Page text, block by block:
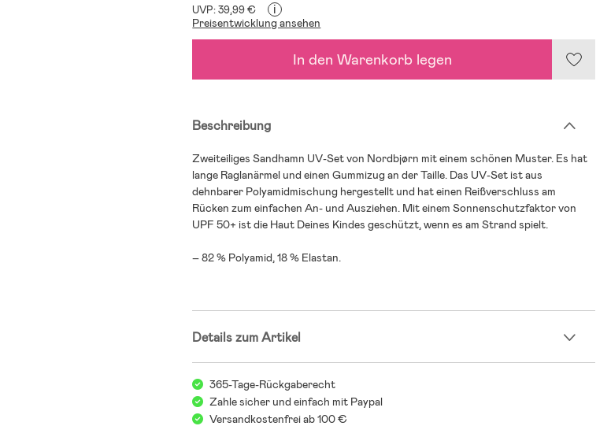
UVP: 39,99 € i
Preisentwicklung ansehen
In den Warenkorb legen
Beschreibung
Zweiteiliges Sandhamn UV-Set von Nordbjørn mit einem schönen Muster. Es hat
lange Raglanärmel und einen Gummizug an der Taille. Das UV-Set ist aus
dehnbarer Polyamidmischung hergestellt und hat einen Reißverschluss am
Rücken zum einfachen An- und Ausziehen. Mit einem Sonnenschutzfaktor von
UPF 50+ ist die Haut Deines Kindes geschützt, wenn es am Strand spielt.
– 82 % Polyamid, 18 % Elastan.
Details zum Artikel
365-Tage-Rückgaberecht
Zahle sicher und einfach mit Paypal
Versandkostenfrei ab 100 €